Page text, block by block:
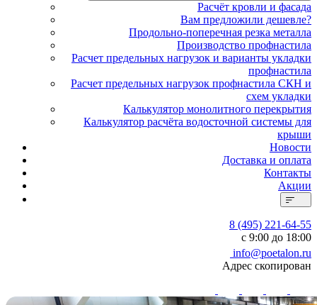
Расчёт кровли и фасада
Вам предложили дешевле?
Продольно-поперечная резка металла
Производство профнастила
Расчет предельных нагрузок и варианты укладки
профнастила
Расчет предельных нагрузок профнастила СКН и
схем укладки
Калькулятор монолитного перекрытия
Калькулятор расчёта водосточной системы для
крыши
Новости
Доставка и оплата
Контакты
Акции
8 (495) 221-64-55
с 9:00 до 18:00
info@poetalon.ru
Адрес скопирован